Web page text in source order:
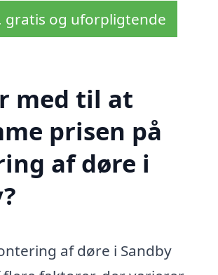
gratis og uforpligtende
med til at
prisen på
af døre i
af døre i Sandby